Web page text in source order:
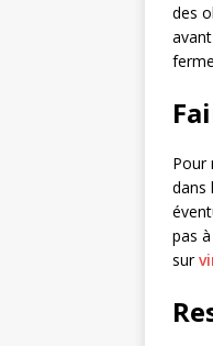
des
Pour
dans
pas
sur